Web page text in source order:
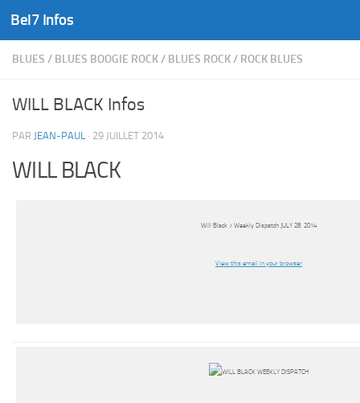
Skip to content
Bel7 Infos
BLUES / BLUES BOOGIE ROCK/ BLUES ROCK/ ROCK BLUES
WILL BLACK Infos
PAR JEAN-PAUL · 29 JUILLET 2014
WILL BLACK
Will Black ♪ Weekly Dispatch JULY 28, 2014
View this email in your browser